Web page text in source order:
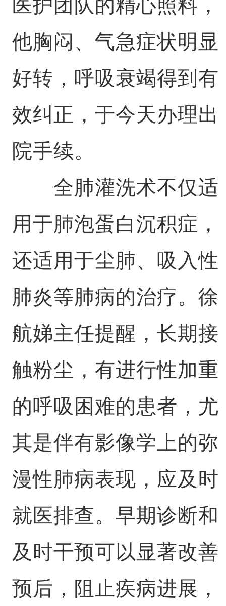
医护团队的精心照料，
他胸闷、气急症状明显
好转，呼吸衰竭得到有
效纠正，于今天办理出
院手续。
全肺灌洗术不仅适
用于肺泡蛋白沉积症，
还适用于尘肺、吸入性
肺炎等肺病的治疗。徐
航娣主任提醒，长期接
触粉尘，有进行性加重
的呼吸困难的患者，尤
其是伴有影像学上的弥
漫性肺病表现，应及时
就医排查。早期诊断和
及时干预可以显著改善
预后，阻止疾病进展，